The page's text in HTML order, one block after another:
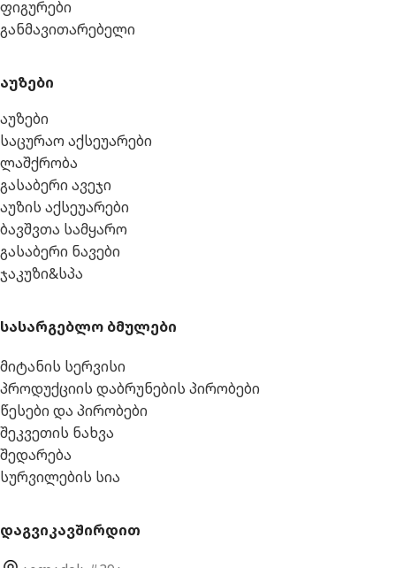
ფიგურები
განმავითარებელი
აუზები
აუზები
საცურაო აქსეუარები
ლაშქრობა
გასაბერი ავეჯი
აუზის აქსეუარები
ბავშვთა სამყარო
გასაბერი ნავები
ჯაკუზი&სპა
სასარგებლო ბმულები
მიტანის სერვისი
პროდუქციის დაბრუნების პირობები
წესები და პირობები
შეკვეთის ნახვა
შედარება
სურვილების სია
დაგვიკავშირდით